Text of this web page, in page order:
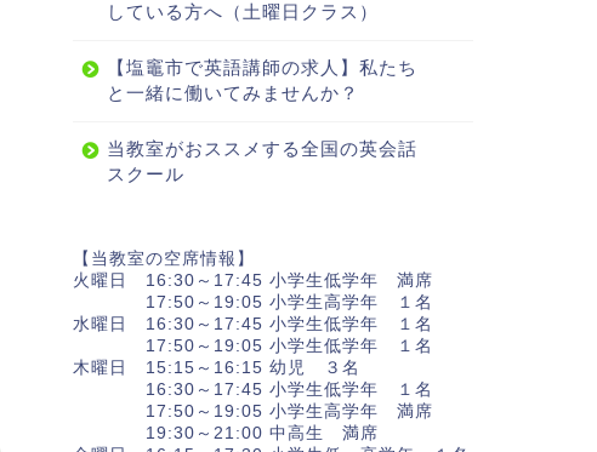
している方へ（土曜日クラス）
【塩竈市で英語講師の求人】私たち
と一緒に働いてみませんか？
当教室がおススメする全国の英会話
スクール
【当教室の空席情報】
火曜日 16:30～17:45 小学生低学年 満席
17:50～19:05 小学生高学年 １名
水曜日 16:30～17:45 小学生低学年 １名
17:50～19:05 小学生低学年 １名
木曜日 15:15～16:15 幼児 ３名
16:30～17:45 小学生低学年 １名
17:50～19:05 小学生高学年 満席
19:30～21:00 中高生 満席